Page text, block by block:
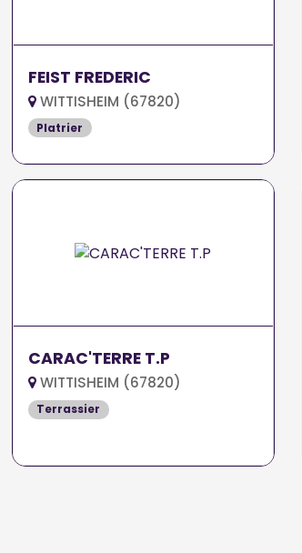
FEIST FREDERIC
WITTISHEIM (67820)
Platrier
CARAC'TERRE T.P
WITTISHEIM (67820)
Terrassier